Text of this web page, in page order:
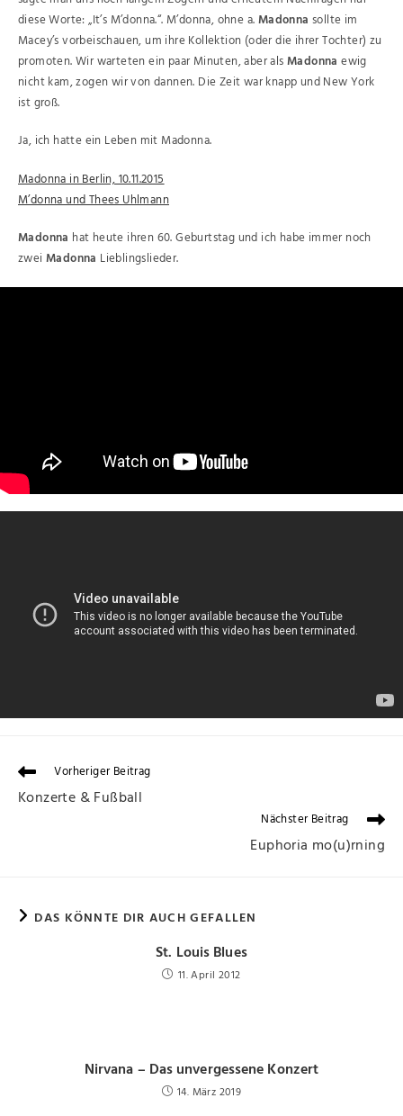
diese Worte: „It’s M’donna.“. M’donna, ohne a.Madonna sollte im
Macey’s vorbeischauen, um ihre Kollektion (oder die ihrer Tochter) zu
promoten. Wir warteten ein paar Minuten, aber alsMadonna ewig
nicht kam, zogen wir von dannen. Die Zeit war knapp und New York
ist groß.
Ja, ich hatte ein Leben mit Madonna.
Madonna in Berlin, 10.11.2015
M’donna und Thees Uhlmann
Madonna hat heute ihren 60. Geburtstag und ich habe immer noch
zwei Madonna Lieblingslieder.
Vorheriger Beitrag
Konzerte & Fußball
Nächster Beitrag
Euphoria mo(u)rning
DAS KÖNNTE DIR AUCH GEFALLEN
St. Louis Blues
11. April 2012
Nirvana – Das unvergessene Konzert
14. März 2019